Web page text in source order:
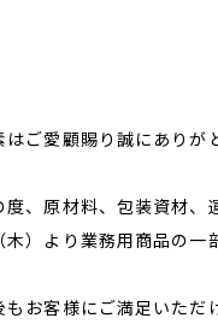
はご愛顧賜り誠にありが
度、原材料、包装資材
木）より業務用商品の一
もお客様にご満足いただ